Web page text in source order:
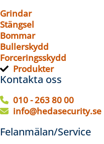
Grindar
Stängsel
Bommar
Bullerskydd
Forceringsskydd
Produkter
Kontakta oss
010 - 263 80 00
info@hedasecurity.se
Felanmälan/Service